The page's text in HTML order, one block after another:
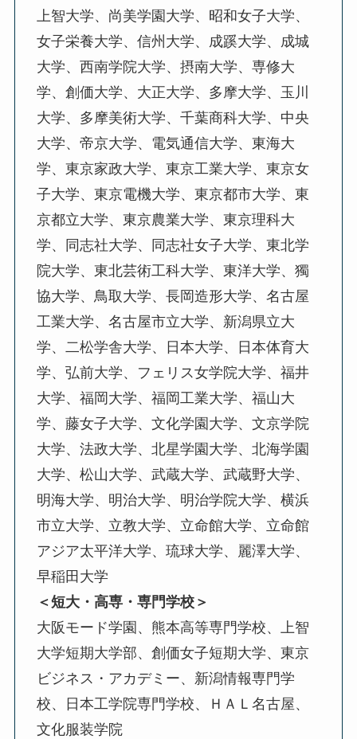
上智大学、尚美学園大学、昭和女子大学、
女子栄養大学、信州大学、成蹊大学、成城
大学、西南学院大学、摂南大学、専修大
学、創価大学、大正大学、多摩大学、玉川
大学、多摩美術大学、千葉商科大学、中央
大学、帝京大学、電気通信大学、東海大
学、東京家政大学、東京工業大学、東京女
子大学、東京電機大学、東京都市大学、東
京都立大学、東京農業大学、東京理科大
学、同志社大学、同志社女子大学、東北学
院大学、東北芸術工科大学、東洋大学、獨
協大学、鳥取大学、長岡造形大学、名古屋
工業大学、名古屋市立大学、新潟県立大
学、二松学舎大学、日本大学、日本体育大
学、弘前大学、フェリス女学院大学、福井
大学、福岡大学、福岡工業大学、福山大
学、藤女子大学、文化学園大学、文京学院
大学、法政大学、北星学園大学、北海学園
大学、松山大学、武蔵大学、武蔵野大学、
明海大学、明治大学、明治学院大学、横浜
市立大学、立教大学、立命館大学、立命館
アジア太平洋大学、琉球大学、麗澤大学、
早稲田大学
＜短大・高専・専門学校＞
大阪モード学園、熊本高等専門学校、上智
大学短期大学部、創価女子短期大学、東京
ビジネス・アカデミー、新潟情報専門学
校、日本工学院専門学校、ＨＡＬ名古屋、
文化服装学院